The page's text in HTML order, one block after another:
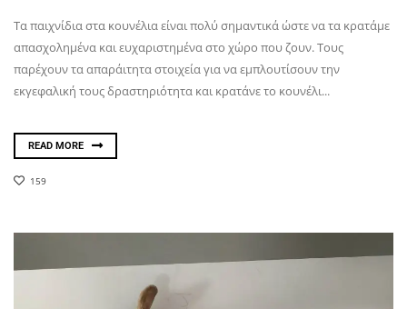
Τα παιχνίδια στα κουνέλια είναι πολύ σημαντικά ώστε να τα κρατάμε
απασχολημένα και ευχαριστημένα στο χώρο που ζουν. Τους
παρέχουν τα απαράιτητα στοιχεία για να εμπλουτίσουν την
εκγεφαλική τους δραστηριότητα και κρατάνε το κουνέλι...
READ MORE
159